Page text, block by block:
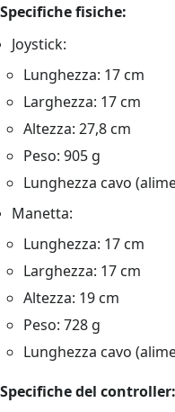
Specifiche fisiche:
Joystick:
Lunghezza: 17 cm
Larghezza: 17 cm
Altezza: 27,8 cm
Peso: 905 g
Lunghezza cavo
Manetta:
Lunghezza: 17 cm
Larghezza: 17 cm
Altezza: 19 cm
Peso: 728 g
Lunghezza cavo
Specifiche del controller: